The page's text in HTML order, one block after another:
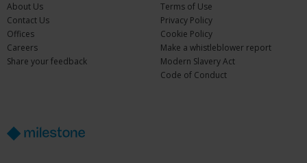
About Us
Contact Us
Offices
Careers
Share your feedback
Terms of Use
Privacy Policy
Cookie Policy
Make a whistleblower report
Modern Slavery Act
Code of Conduct